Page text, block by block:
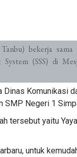
bekerja sama
(SSS) di
Dinas Komunikasi
SMP Negeri 1
tersebut yaitu
untuk